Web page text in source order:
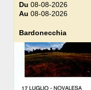
PRESS
Du 08-08-2026
Au 08-08-2026
Bardonecchia